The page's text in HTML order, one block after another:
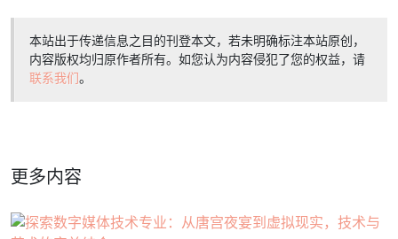
本站出于传递信息之目的刊登本文，若未明确标注本站原创，
内容版权均归原作者所有。如您认为内容侵犯了您的权益，请
联系我们。
更多内容